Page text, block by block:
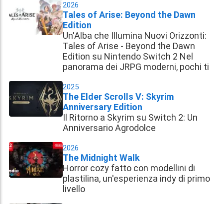
2026
Tales of Arise: Beyond the Dawn
Edition
Un'Alba che Illumina Nuovi Orizzonti:
Tales of Arise - Beyond the Dawn
Edition su Nintendo Switch 2 Nel
panorama dei JRPG moderni, pochi ti
2025
The Elder Scrolls V: Skyrim
Anniversary Edition
Il Ritorno a Skyrim su Switch 2: Un
Anniversario Agrodolce
2026
The Midnight Walk
Horror cozy fatto con modellini di
plastilina, un'esperienza indy di primo
livello